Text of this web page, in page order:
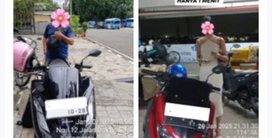
Antar Jemput Kendaraan
Cityplaza Jatinegara
Gedung Parkir P6ASewa
Motor Medan Sunggal No
Ribet, Proses Kilat, Siap
Pakai.